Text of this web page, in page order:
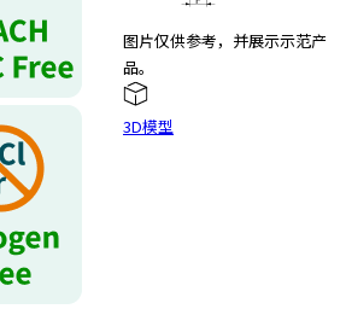
图片仅供参考，并展示示范产
品。
3D模型